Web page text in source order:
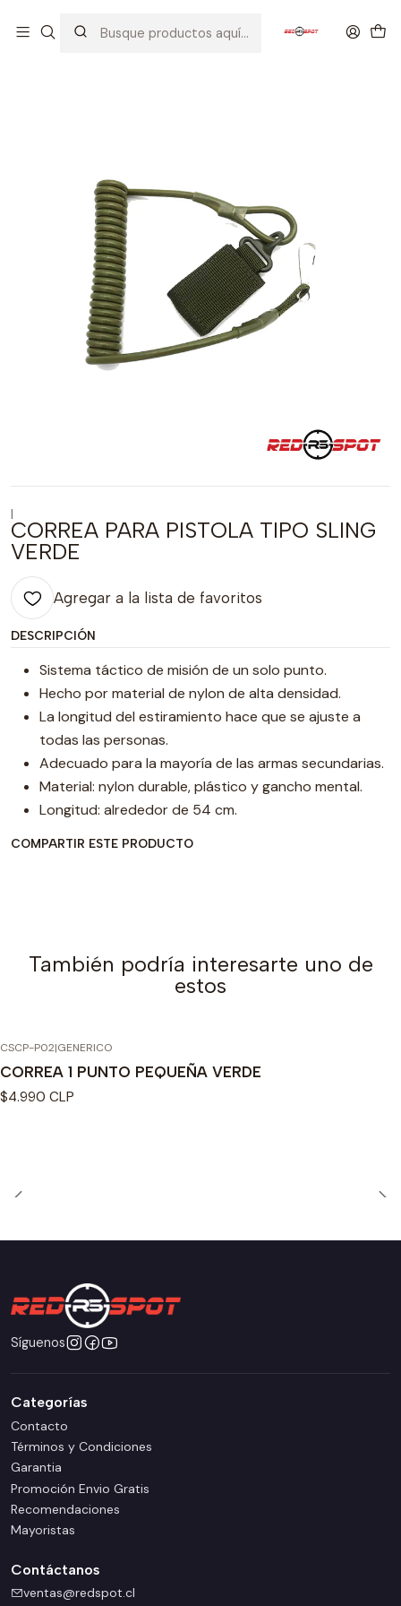
CORREA PARA PISTOLA TIPO SLING VERDE
|
CORREA PARA PISTOLA TIPO SLING
VERDE
Agregar a la lista de favoritos
DESCRIPCIÓN
Sistema táctico de misión de un solo punto.
Hecho por material de nylon de alta densidad.
La longitud del estiramiento hace que se ajuste a
todas las personas.
Adecuado para la mayoría de las armas secundarias.
Material: nylon durable, plástico y gancho mental.
Longitud: alrededor de 54 cm.
COMPARTIR ESTE PRODUCTO
También podría interesarte uno de
estos
CSCP-P02|GENERICO
CORREA 1 PUNTO PEQUEÑA VERDE
$4.990 CLP
Síguenos
Categorías
Contacto
Términos y Condiciones
Garantia
Promoción Envio Gratis
Recomendaciones
Mayoristas
Contáctanos
ventas@redspot.cl